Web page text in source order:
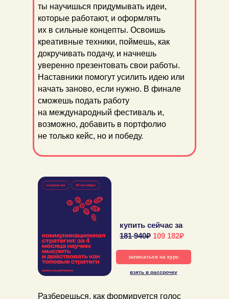
ты научишься придумывать идеи,
которые работают, и оформлять
их в сильные концепты. Освоишь
креативные техники, поймешь, как
докручивать подачу, и начнешь
уверенно презентовать свои работы.
Наставники помогут усилить идею или
начать заново, если нужно. В финале
сможешь подать работу
на международный фестиваль и,
возможно, добавить в портфолио
не только кейс, но и победу.
купить сейчас за
181 940₽ 109 182₽
Разберешься, как формируется голос
записаться на курс
взять в рассрочку